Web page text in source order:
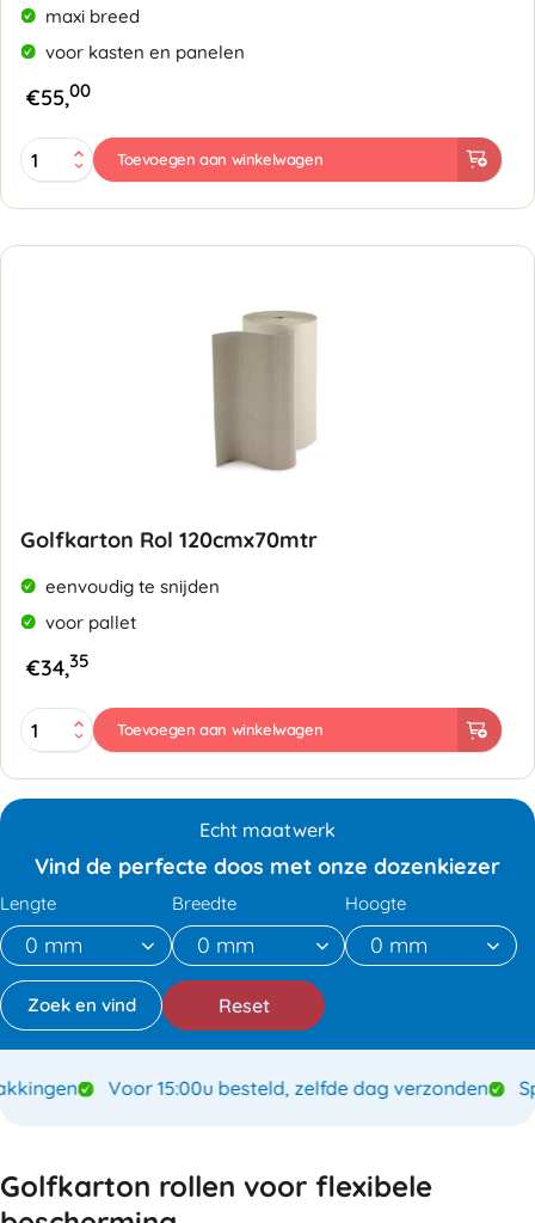
maxi breed
voor kasten en panelen
€55,00
Golfkarton
Rol
aantal
Toevoegen aan winkelwagen
Golfkarton Rol 120cmx70mtr
eenvoudig te snijden
voor pallet
€34,35
Golfkarton
Rol
Toevoegen aan winkelwagen
Echt maatwerk
Vind de perfecte doos met onze dozenkiezer
Lengte Breedte Hoogte
Reset
Voor 15:00u besteld, zelfde dag verzonden
Golfkarton rollen voor flexibele